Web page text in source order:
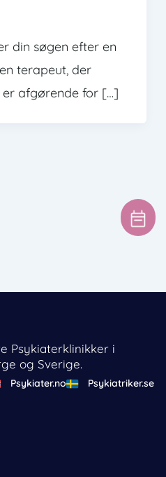
din søgen efter en
terapeut, der
afgørende for […]
Psykiaterklinikker i
og Sverige.
Psykiater.no Psykiatriker.se